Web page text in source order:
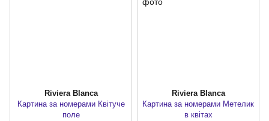
Riviera Blanca
Картина за номерами Квітуче
поле
Riviera Blanca
Картина за номерами Метелик
в квітах